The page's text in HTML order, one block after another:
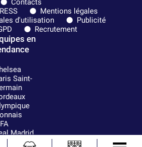
Contacts
Mentions légales
d'utilisation
Publicité
Recrutement
en
Saint-
Madrid
Strasbourg